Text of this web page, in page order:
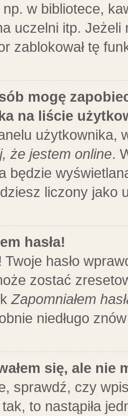
w bibliotece,
uczelni itp.
zablokował tę
mogę
na liście
użytkownika,
że jestem online.
będzie
liczony jako
hasła!
Twoje hasło
zostać
Zapomniałem
niedługo
się, ale nie
sprawdź, czy
tak, to nastąpiła